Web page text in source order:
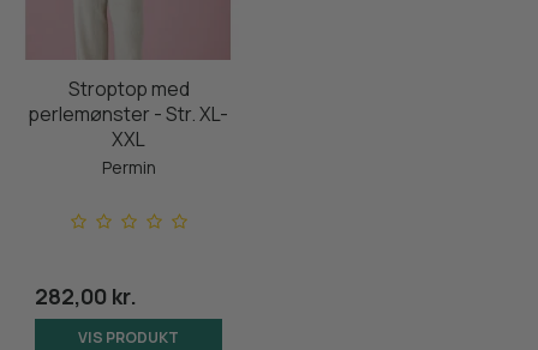
Stroptop med
perlemønster - Str. XL-
XXL
Permin
282,00 kr.
VIS PRODUKT